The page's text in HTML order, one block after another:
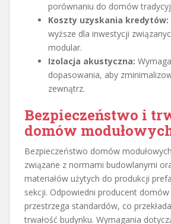
porównaniu do domów
Koszty uzyskania kredytów:
wyższe dla inwestycji
modular.
Izolacja akustyczna:
dopasowania, aby
zewnątrz.
Bezpieczeństwo i
domów
Bezpieczeństwo domów
związane z normami budowlanymi
materiałów użytych do produkcji
sekcji. Odpowiedni producent
przestrzega standardów, co
trwałość budynku. Wymagania